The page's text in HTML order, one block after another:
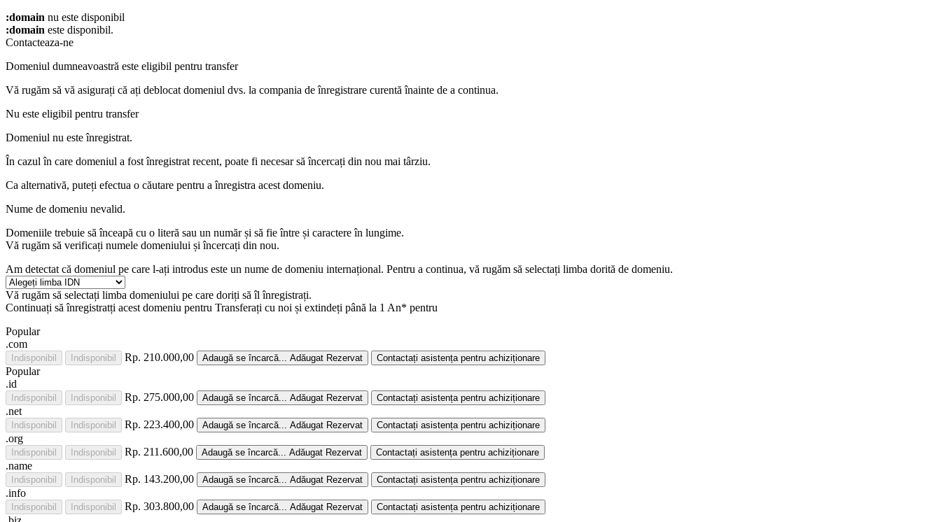
:domain nu este disponibil
:domain este disponibil.
Contacteaza-ne
Domeniul dumneavoastră este eligibil pentru transfer
Vă rugăm să vă asigurați că ați deblocat domeniul dvs. la compania de înregistrare curentă înainte de a continua.
Nu este eligibil pentru transfer
Domeniul nu este înregistrat.
În cazul în care domeniul a fost înregistrat recent, poate fi necesar să încercați din nou mai târziu.
Ca alternativă, puteți efectua o căutare pentru a înregistra acest domeniu.
Nume de domeniu nevalid.
Domeniile trebuie să înceapă cu o literă sau un numărși să fie între și caractere în lungime.
Vă rugăm să verificați numele domeniului și încercați din nou.
Am detectat că domeniul pe care l-ați introdus este un nume de domeniu internațional. Pentru a continua, vă rugăm să selectați limba dorită de domeniu.
Vă rugăm să selectați limba domeniului pe care doriți să îl înregistrați.
Continuați să înregistratți acest domeniu pentru Transferați cu noi și extindeți până la 1 An* pentru
Popular
.com
Indisponibil Indisponibil Rp. 210.000,00 Adaugă se încarcă... Adăugat Rezervat Contactați asistența pentru achiziționare
Popular
.id
Indisponibil Indisponibil Rp. 275.000,00 Adaugă se încarcă... Adăugat Rezervat Contactați asistența pentru achiziționare
.net
Indisponibil Indisponibil Rp. 223.400,00 Adaugă se încarcă... Adăugat Rezervat Contactați asistența pentru achiziționare
.org
Indisponibil Indisponibil Rp. 211.600,00 Adaugă se încarcă... Adăugat Rezervat Contactați asistența pentru achiziționare
.name
Indisponibil Indisponibil Rp. 143.200,00 Adaugă se încarcă... Adăugat Rezervat Contactați asistența pentru achiziționare
.info
Indisponibil Indisponibil Rp. 303.800,00 Adaugă se încarcă... Adăugat Rezervat Contactați asistența pentru achiziționare